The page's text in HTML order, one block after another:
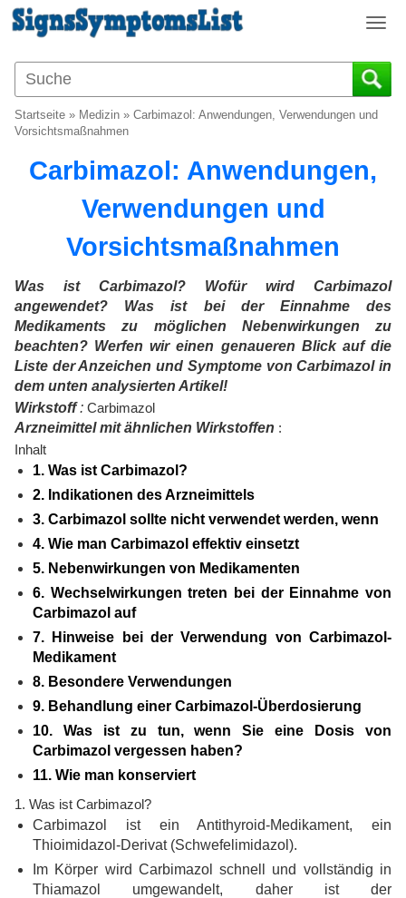
T
g
g
v
i
o
n
Startseite » Medizin » Carbimazol: Anwendungen, Verwendungen und
Vorsichtsmaßnahmen
Carbimazol: Anwendungen,
Verwendungen und
Vorsichtsmaßnahmen
Was ist Carbimazol? Wofür wird Carbimazol
angewendet? Was ist bei der Einnahme des
Medikaments zu möglichen Nebenwirkungen zu
beachten? Werfen wir einen genaueren Blick auf die
Liste der Anzeichen und Symptome von Carbimazol in
dem unten analysierten Artikel!
Wirkstoff: Carbimazol
Arzneimittel mit ähnlichen Wirkstoffen :
Inhalt
1. Was ist Carbimazol?
2. Indikationen des Arzneimittels
3. Carbimazol sollte nicht verwendet werden, wenn
4. Wie man Carbimazol effektiv einsetzt
5. Nebenwirkungen von Medikamenten
6. Wechselwirkungen treten bei der Einnahme von
Carbimazol auf
7. Hinweise bei der Verwendung von Carbimazol-
Medikament
8. Besondere Verwendungen
9. Behandlung einer Carbimazol-Überdosierung
10. Was ist zu tun, wenn Sie eine Dosis von
Carbimazol vergessen haben?
11. Wie man konserviert
1. Was ist Carbimazol?
Carbimazol ist ein Antithyroid-Medikament, ein
Thioimidazol-Derivat (Schwefelimidazol).
Im Körper wird Carbimazol schnell und vollständig in
Thiamazol umgewandelt, daher ist der